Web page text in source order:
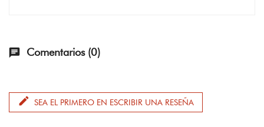
chat Comentarios (0)
edit SEA EL PRIMERO EN ESCRIBIR UNA RESEÑA